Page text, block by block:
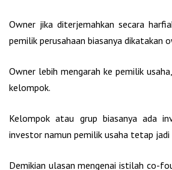
Owner jika diterjemahkan secara
pemilik perusahaan biasanya dikatakan
Owner lebih mengarah ke pemilik
kelompok.
Kelompok atau grup biasanya ada
investor namun pemilik usaha tetap jadi
Demikian ulasan mengenai istilah co-